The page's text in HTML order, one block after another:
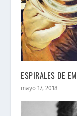
ESPIRALES DE
mayo 17, 2018